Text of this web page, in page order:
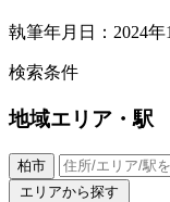
執筆年月日：2024年
検索条件
地域エリア・駅
柏市
エリアから探す